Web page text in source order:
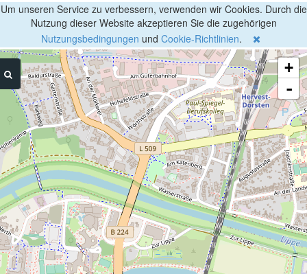
Um unseren Service zu verbessern, verwenden wir Cookies. Durch die
Nutzung dieser Website akzeptieren Sie die zugehörigen
Nutzungsbedingungen und Cookie-Richtlinien.
+
-